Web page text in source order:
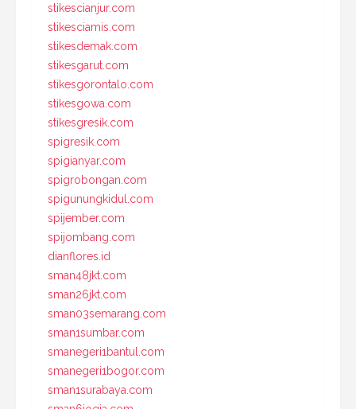
stikescianjur.com
stikesciamis.com
stikesdemak.com
stikesgarut.com
stikesgorontalo.com
stikesgowa.com
stikesgresik.com
spigresik.com
spigianyar.com
spigrobongan.com
spigunungkidul.com
spijember.com
spijombang.com
dianflores.id
sman48jkt.com
sman26jkt.com
sman03semarang.com
sman1sumbar.com
smanegeri1bantul.com
smanegeri1bogor.com
sman1surabaya.com